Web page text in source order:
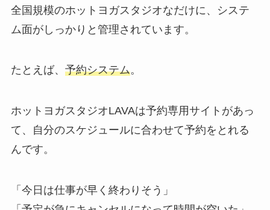
全国規模のホットヨガスタジオなだけに、システ
ム面がしっかりと管理されています。
たとえば、 予約システム。
ホットヨガスタジオLAVAは予約専用サイトがあっ
て、自分のスケジュールに合わせて予約をとれる
んです。
「今日は仕事が早く終わりそう」